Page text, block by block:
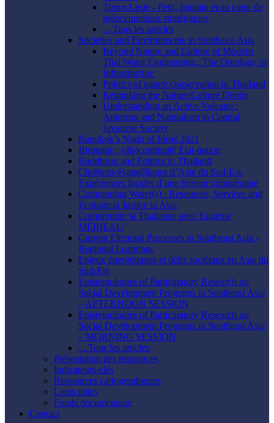
Timor-Leste - Petit, lointain et au cœur de
préoccupations stratégiques
... Tous les articles
Societies and Environments in Southeast Asia
Beyond Nature and Culture of Modern
Thai Water Engineering : The Ontology of
Infrastructure
Politics of nature conservation in Thailand
Rethinking the Nature/Culture Divide
Understanding an Active Volcano :
Animism and Naturalism in Central
Javanese Society
Bangkok’s Night of Ideas 2021
Birmanie : (dis)continuité État-nation
Buddhism and Politics in Thailand
Chrétiens évangéliques d’Asie du Sud-Est.
Expériences locales d’une ferveur conquérante
Commoning Water(s) : Resources, Services and
Ecological Justice in Asia
Comprendre la Thaïlande avec Eugénie
MÉRIEAU
Current Electoral Processes in Southeast Asia -
Regional Learnings
Enjeux énergétiques et défis sociétaux en Asie du
Sud-Est
Epistemologies of Participatory Research on
Social Development Programs in Southeast Asia
– AFTERNOON SESSION
Epistemologies of Participatory Research on
Social Development Programs in Southeast Asia
– MORNING SESSION
... Tous les articles
Présentation des ressources
Indicateurs-clés
Ressources cartographiques
Liens utiles
Fonds documentaire
Contact